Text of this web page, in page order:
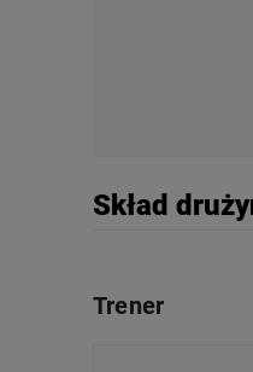
Skład
Trener